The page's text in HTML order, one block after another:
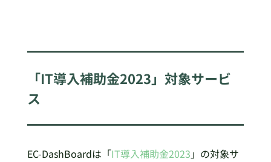
「IT導入補助金2023」対象サービ
ス
EC-DashBoardは「IT導入補助金2023 」の対象サ